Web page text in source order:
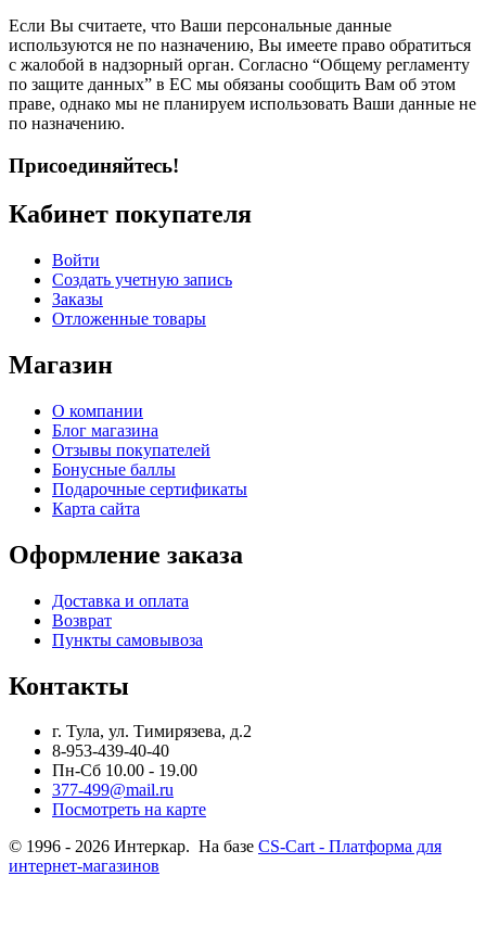
Если Вы считаете, что Ваши персональные данные
используются не по назначению, Вы имеете право обратиться
с жалобой в надзорный орган. Согласно “Общему регламенту
по защите данных” в ЕС мы обязаны сообщить Вам об этом
праве, однако мы не планируем использовать Ваши данные не
по назначению.
Присоединяйтесь!
Кабинет покупателя
Войти
Создать учетную запись
Заказы
Отложенные товары
Магазин
О компании
Блог магазина
Отзывы покупателей
Бонусные баллы
Подарочные сертификаты
Карта сайта
Оформление заказа
Доставка и оплата
Возврат
Пункты самовывоза
Контакты
г. Тула, ул. Тимирязева, д.2
8-953-439-40-40
Пн-Сб 10.00 - 19.00
377-499@mail.ru
Посмотреть на карте
© 1996 - 2026 Интеркар. На базе CS-Cart - Платформа для
интернет-магазинов